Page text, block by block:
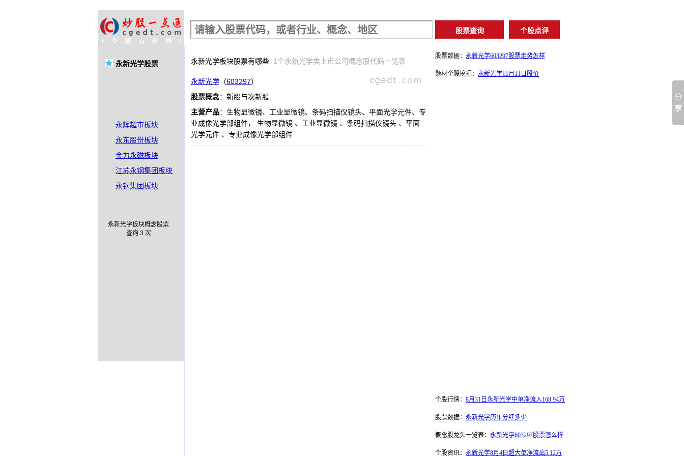
永新光学股票
永辉超市板块
永东股份板块
金力永磁板块
江苏永钢集团板块
永钢集团板块
永新光学板块概念股票
查询 3 次
永新光学板块股票有哪些 1个永新光学类上市公司概念股代码一览表
永新光学 （603297）
股票概念：新股与次新股
主营产品：生物显微镜、工业显微镜、条码扫描仪镜头、平面光学元件、专
业成像光学部组件， 生物显微镜 、工业显微镜 、条码扫描仪镜头 、平面
光学元件 、专业成像光学部组件
股票数据： 永新光学603297股票走势怎样
题材个股挖掘： 永新光学11月11日股价
个股行情： 8月31日永新光学中单净流入168.94万
股票数据： 永新光学历年分红多少
概念股龙头一览表： 永新光学603297股票怎么样
个股资讯： 永新光学8月4日超大单净流出5.12万